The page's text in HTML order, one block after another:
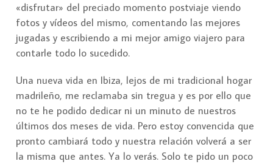
«disfrutar» del preciado momento postviaje viendo
fotos y vídeos del mismo, comentando las mejores
jugadas y escribiendo a mi mejor amigo viajero para
contarle todo lo sucedido.
Una nueva vida en Ibiza, lejos de mi tradicional hogar
madrileño, me reclamaba sin tregua y es por ello que
no te he podido dedicar ni un minuto de nuestros
últimos dos meses de vida. Pero estoy convencida que
pronto cambiará todo y nuestra relación volverá a ser
la misma que antes. Ya lo verás. Solo te pido un poco